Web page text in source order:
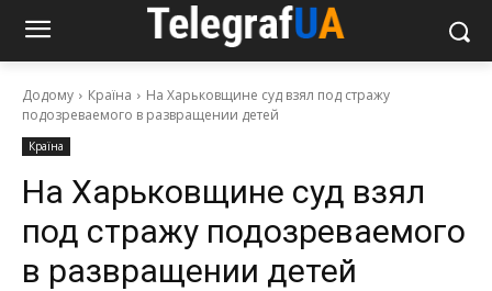
Додому Країна
На Харьковщине суд взял под стражу
подозреваемого в развращении детей
Країна
На Харьковщине суд взял
под стражу подозреваемого
в развращении детей